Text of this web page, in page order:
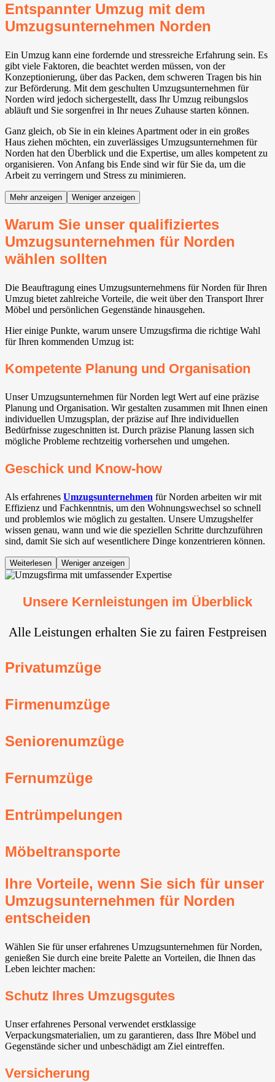
Entspannter Umzug mit dem
Umzugsunternehmen Norden
Ein Umzug kann eine fordernde und stressreiche Erfahrung sein. Es
gibt viele Faktoren, die beachtet werden müssen, von der
Konzeptionierung, über das Packen, dem schweren Tragen bis hin
zur Beförderung. Mit dem geschulten Umzugsunternehmen für
Norden wird jedoch sichergestellt, dass Ihr Umzug reibungslos
abläuft und Sie sorgenfrei in Ihr neues Zuhause starten können.
Ganz gleich, ob Sie in ein kleines Apartment oder in ein großes
Haus ziehen möchten, ein zuverlässiges Umzugsunternehmen für
Norden hat den Überblick und die Expertise, um alles kompetent zu
organisieren. Von Anfang bis Ende sind wir für Sie da, um die
Arbeit zu verringern und Stress zu minimieren.
Mehr anzeigen Weniger anzeigen
Warum Sie unser qualifiziertes
Umzugsunternehmen für Norden
wählen sollten
Die Beauftragung eines Umzugsunternehmens für Norden für Ihren
Umzug bietet zahlreiche Vorteile, die weit über den Transport Ihrer
Möbel und persönlichen Gegenstände hinausgehen.
Hier einige Punkte, warum unsere Umzugsfirma die richtige Wahl
für Ihren kommenden Umzug ist:
Kompetente Planung und Organisation
Unser Umzugsunternehmen für Norden legt Wert auf eine präzise
Planung und Organisation. Wir gestalten zusammen mit Ihnen einen
individuellen Umzugsplan, der präzise auf Ihre individuellen
Bedürfnisse zugeschnitten ist. Durch präzise Planung lassen sich
mögliche Probleme rechtzeitig vorhersehen und umgehen.
Geschick und Know-how
Als erfahrenes Umzugsunternehmen für Norden arbeiten wir mit
Effizienz und Fachkenntnis, um den Wohnungswechsel so schnell
und problemlos wie möglich zu gestalten. Unsere Umzugshelfer
wissen genau, wann und wie die speziellen Schritte durchzuführen
sind, damit Sie sich auf wesentlichere Dinge konzentrieren können.
Weiterlesen Weniger anzeigen
Unsere Kernleistungen im Überblick
Alle Leistungen erhalten Sie zu fairen Festpreisen
Privatumzüge
Firmenumzüge
Seniorenumzüge
Fernumzüge
Entrümpelungen
Möbeltransporte
Ihre Vorteile, wenn Sie sich für unser
Umzugsunternehmen für Norden
entscheiden
Wählen Sie für unser erfahrenes Umzugsunternehmen für Norden,
genießen Sie durch eine breite Palette an Vorteilen, die Ihnen das
Leben leichter machen:
Schutz Ihres Umzugsgutes
Unser erfahrenes Personal verwendet erstklassige
Verpackungsmaterialien, um zu garantieren, dass Ihre Möbel und
Gegenstände sicher und unbeschädigt am Ziel eintreffen.
Versicherung